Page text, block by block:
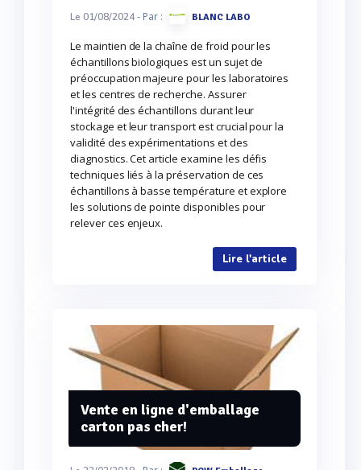
Le 01/08/2024- Par : BLANC LABO
Le maintien de la chaîne de froid pour les
échantillons biologiques est un sujet de
préoccupation majeure pour les laboratoires
et les centres de recherche. Assurer
l'intégrité des échantillons durant leur
stockage et leur transport est crucial pour la
validité des expérimentations et des
diagnostics. Cet article examine les défis
techniques liés à la préservation de ces
échantillons à basse température et explore
les solutions de pointe disponibles pour
relever ces enjeux.
Lire l'article
Vente en ligne d'emballage
carton pas cher!